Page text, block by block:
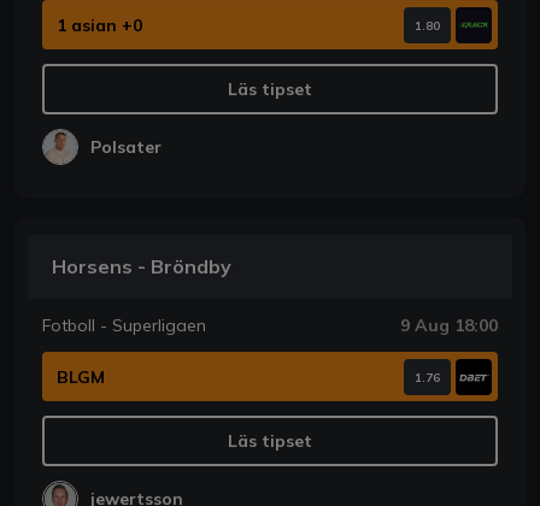
1 asian +0 1.80
Läs tipset
Polsater
Horsens - Bröndby
Fotboll - Superligaen 9 Aug 18:00
BLGM 1.76
Läs tipset
jewertsson